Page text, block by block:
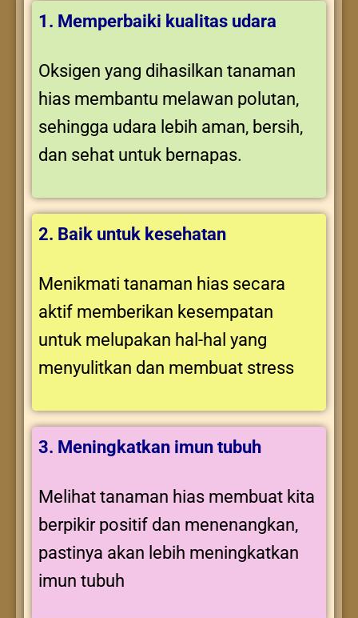
1. Memperbaiki kualitas udara
Oksigen yang dihasilkan tanaman
hias membantu melawan polutan,
sehingga udara lebih aman, bersih,
dan sehat untuk bernapas.
2. Baik untuk kesehatan
Menikmati tanaman hias secara
aktif memberikan kesempatan
untuk melupakan hal-hal yang
menyulitkan dan membuat stress
3. Meningkatkan imun tubuh
Melihat tanaman hias membuat kita
berpikir positif dan menenangkan,
pastinya akan lebih meningkatkan
imun tubuh